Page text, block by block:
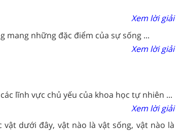
Xem lời giải
mang những đặc điểm của sự sống ...
Xem lời giải
lĩnh vực chủ yếu của khoa học tự nhiên ...
Xem lời giải
vật dưới đây, vật nào là vật sống, vật nào là